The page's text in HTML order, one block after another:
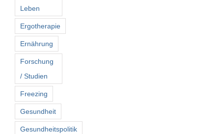
Leben
Ergotherapie
Ernährung
Forschung
/ Studien
Freezing
Gesundheit
Gesundheitspolitik